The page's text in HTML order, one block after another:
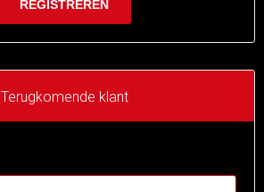
Terugkomende klant